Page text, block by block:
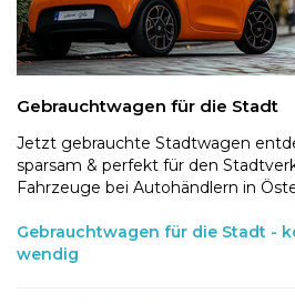
Gebrauchtwagen für die Stadt
Jetzt gebrauchte Stadtwagen
sparsam & perfekt für den
Fahrzeuge bei Autohändlern in
Gebrauchtwagen für die Stadt -
wendig